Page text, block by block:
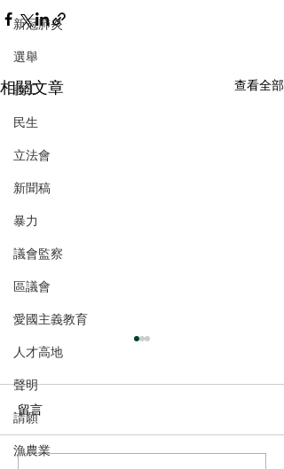
新冠肺炎
選舉
義工
民生
立法會
新聞稿
暴力
議會監察
區議會
愛國主義教育
人才高地
聲明
請願
漁農業
相關文章 查看全部
留言